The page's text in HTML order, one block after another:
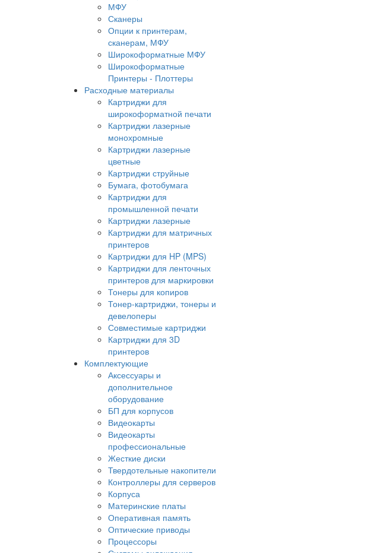
МФУ
Сканеры
Опции к принтерам,
сканерам, МФУ
Широкоформатные МФУ
Широкоформатные
Принтеры - Плоттеры
Расходные материалы
Картриджи для
широкоформатной печати
Картриджи лазерные
монохромные
Картриджи лазерные
цветные
Картриджи струйные
Бумага, фотобумага
Картриджи для
промышленной печати
Картриджи лазерные
Картриджи для матричных
принтеров
Картриджи для HP (MPS)
Картриджи для ленточных
принтеров для маркировки
Тонеры для копиров
Тонер-картриджи, тонеры и
девелоперы
Совместимые картриджи
Картриджи для 3D
принтеров
Комплектующие
Аксессуары и
дополнительное
оборудование
БП для корпусов
Видеокарты
Видеокарты
профессиональные
Жесткие диски
Твердотельные накопители
Контроллеры для серверов
Корпуса
Материнские платы
Оперативная память
Оптические приводы
Процессоры